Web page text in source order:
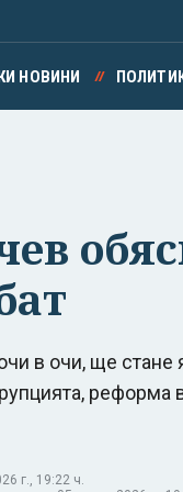
НОВИНИ
в очи, ще
г., 19:22 ч.